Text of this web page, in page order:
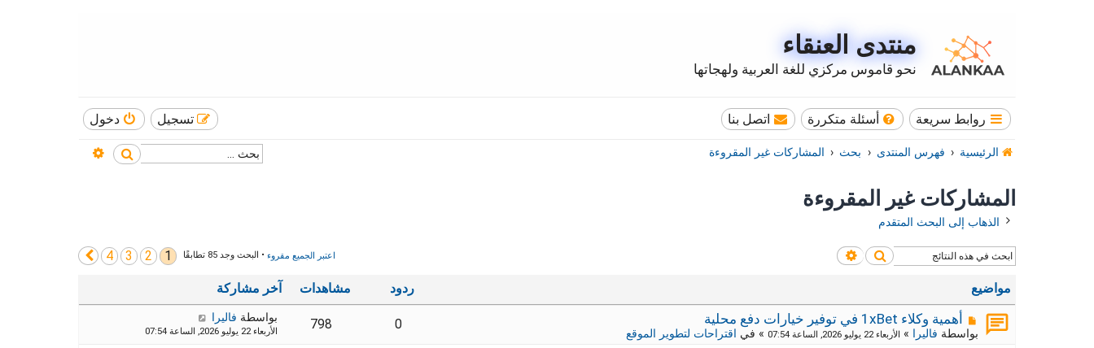
منتدى العنقاء
نحو قاموس مركزي للغة العربية ولهجاتها
روابط سريعة أسئلة متكررة اتصل بنا دخول تسجيل
الرئيسية فهرس المنتدى بحث المشاركات غير المقروءة بحث
المشاركات غير المقروءة
الذهاب إلى البحث المتقدم
بحث بحث متقدم اعتبر الجميع مقروء • البحث وجد 85 تطابقًا 1
2
3
4 التالي
مواضيع ردود مشاهدات آخر مشاركة
م
ش
أهمية وكلاء 1xBet في توفير خيارات دفع محلية
بواسطة فاليرا » الأربعاء 22 يوليو 2026, الساعة 07:54 » في اقتراحات لتطوير الموقع
0
798 بواسطة فاليرا
الأربعاء 22 يوليو 2026, الساعة 07:54